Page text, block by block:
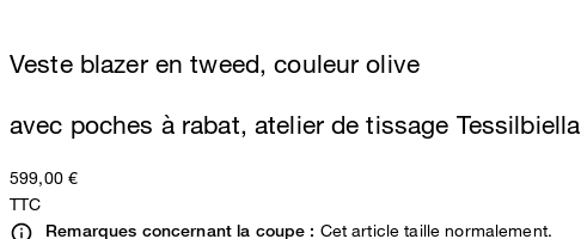
Veste blazer en tweed, couleur olive
avec poches à rabat, atelier de tissage Tessilbiella
599,00 €
TTC
Remarques concernant la coupe : Cet article taille normalement.